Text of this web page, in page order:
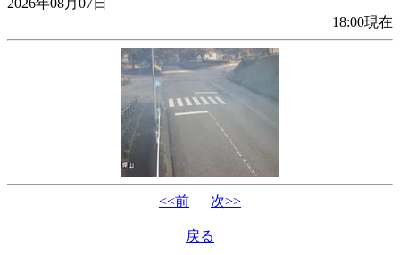
2026年08月07日
18:00現在
<<前 次>>
戻る